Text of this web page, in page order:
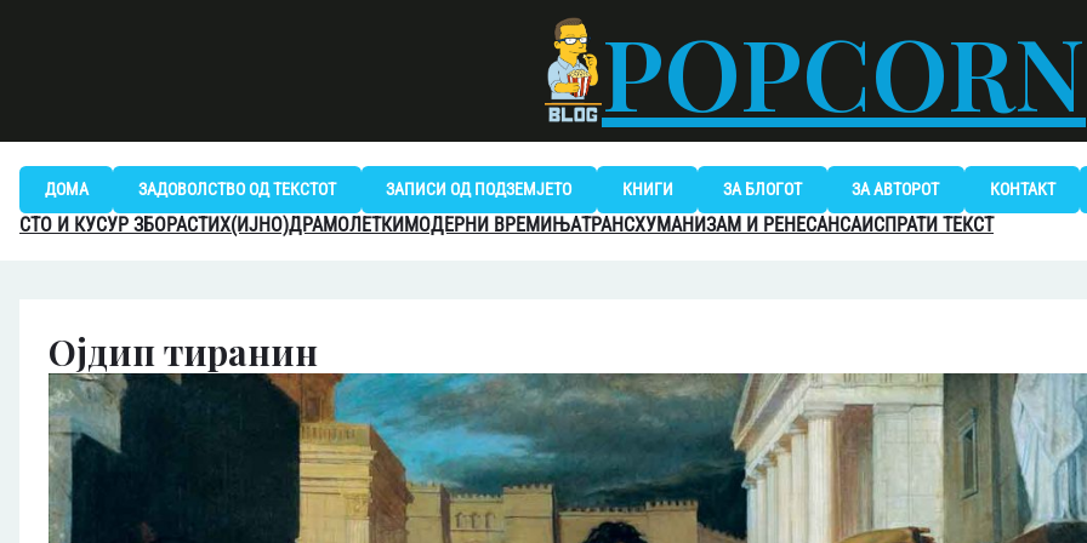
POPCORN
ДОМА ЗАДОВОЛСТВО ОД ТЕКСТОТ ЗАПИСИ ОД ПОДЗЕМЈЕТО КНИГИ ЗА БЛОГОТ ЗА АВТОРОТ КОНТАКТ
СТО И КУСУР ЗБОРАСТИХ(ИЈНО)ДРАМОЛЕТКИМОДЕРНИ ВРЕМИЊАТРАНСХУМАНИЗАМ И РЕНЕСАНСАИСПРАТИ ТЕКСТ
Ојдип тиранин